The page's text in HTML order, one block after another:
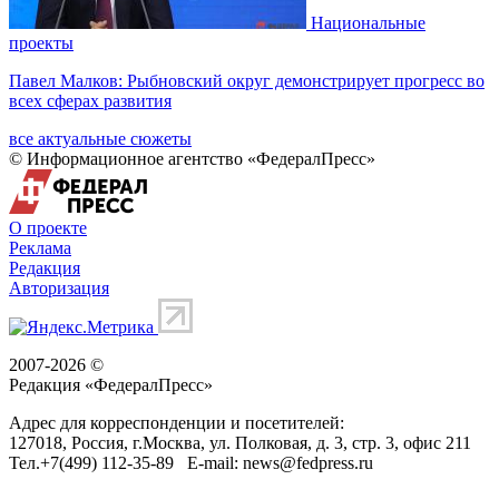
Национальные
проекты
Павел Малков: Рыбновский округ демонстрирует прогресс во
всех сферах развития
все актуальные сюжеты
© Информационное агентство «ФедералПресс»
О проекте
Реклама
Редакция
Авторизация
2007-2026 ©
Редакция «ФедералПресс»
Адрес для корреспонденции и посетителей:
127018, Россия, г.Москва, ул. Полковая, д. 3, стр. 3, офис 211
Тел.+7(499) 112-35-89 E-mail: news@fedpress.ru